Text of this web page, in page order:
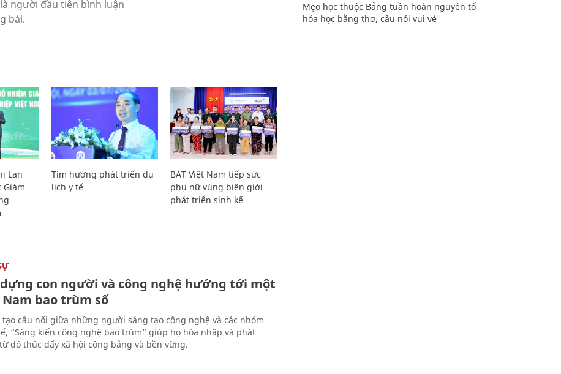
Lan
Tìm hướng phát triển du
lịch y tế
BAT Việt Nam tiếp sức
phụ nữ vùng biên giới
phát triển sinh kế
con người và công nghệ hướng tới một
bao trùm số
tạo cầu nối giữa những người sáng tạo công nghệ và các nhóm
“Sáng kiến công nghệ bao trùm” giúp họ hòa nhập và phát
đó thúc đẩy xã hội công bằng và bền vững.
Mẹo học thuộc Bảng tuần hoàn nguyên tố
hóa học bằng thơ, câu nói vui vẻ